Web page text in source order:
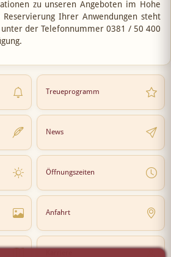
zu unseren Angeboten im Hohe
Ihrer Anwendungen steht
unter der Telefonnummer 0381 / 50 400
Treueprogramm
News
Öffnungszeiten
Anfahrt